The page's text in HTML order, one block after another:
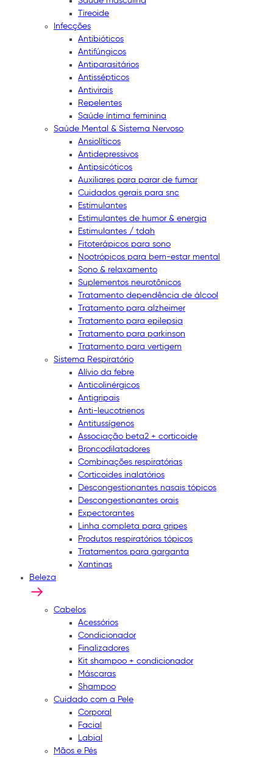
Tireoide
Infecções
Antibióticos
Antifúngicos
Antiparasitários
Antissépticos
Antivirais
Repelentes
Saúde íntima feminina
Saúde Mental & Sistema Nervoso
Ansiolíticos
Antidepressivos
Antipsicóticos
Auxiliares para parar de fumar
Cuidados gerais para snc
Estimulantes
Estimulantes de humor & energia
Estimulantes / tdah
Fitoterápicos para sono
Nootrópicos para bem-estar mental
Sono & relaxamento
Suplementos neurotônicos
Tratamento dependência de álcool
Tratamento para alzheimer
Tratamento para epilepsia
Tratamento para parkinson
Tratamento para vertigem
Sistema Respiratório
Alívio da febre
Anticolinérgicos
Antigripais
Anti-leucotrienos
Antitussígenos
Associação beta2 + corticoide
Broncodilatadores
Combinações respiratórias
Corticoides inalatórios
Descongestionantes nasais tópicos
Descongestionantes orais
Expectorantes
Linha completa para gripes
Produtos respiratórios tópicos
Tratamentos para garganta
Xantinas
Beleza
Cabelos
Acessórios
Condicionador
Finalizadores
Kit shampoo + condicionador
Máscaras
Shampoo
Cuidado com a Pele
Corporal
Facial
Labial
Mãos e Pés